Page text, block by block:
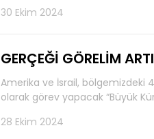
30 Ekim 2024
GERÇEĞİ GÖRELİM
Amerika ve İsrail, bölgemizdeki
olarak görev yapacak “Büyük
28 Ekim 2024